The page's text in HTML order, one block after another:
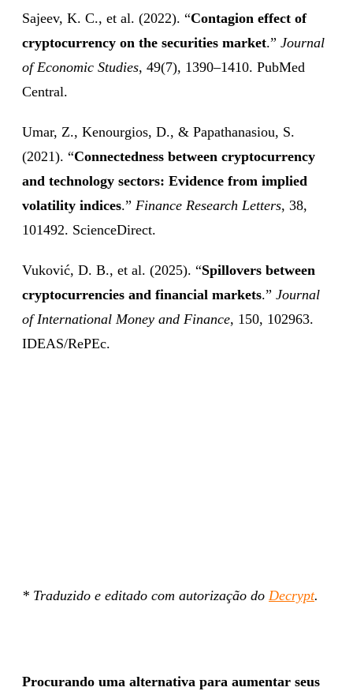
Sajeev, K. C., et al. (2022). “Contagion effect of
cryptocurrency on the securities market.” Journal
of Economic Studies, 49(7), 1390–1410. PubMed
Central.
Umar, Z., Kenourgios, D., & Papathanasiou, S.
(2021). “Connectedness between cryptocurrency
and technology sectors: Evidence from implied
volatility indices.” Finance Research Letters, 38,
101492. ScienceDirect.
Vuković, D. B., et al. (2025). “Spillovers between
cryptocurrencies and financial markets.” Journal
of International Money and Finance, 150, 102963.
IDEAS/RePEc.
* Traduzido e editado com autorização do Decrypt.
Procurando uma alternativa para aumentar seus